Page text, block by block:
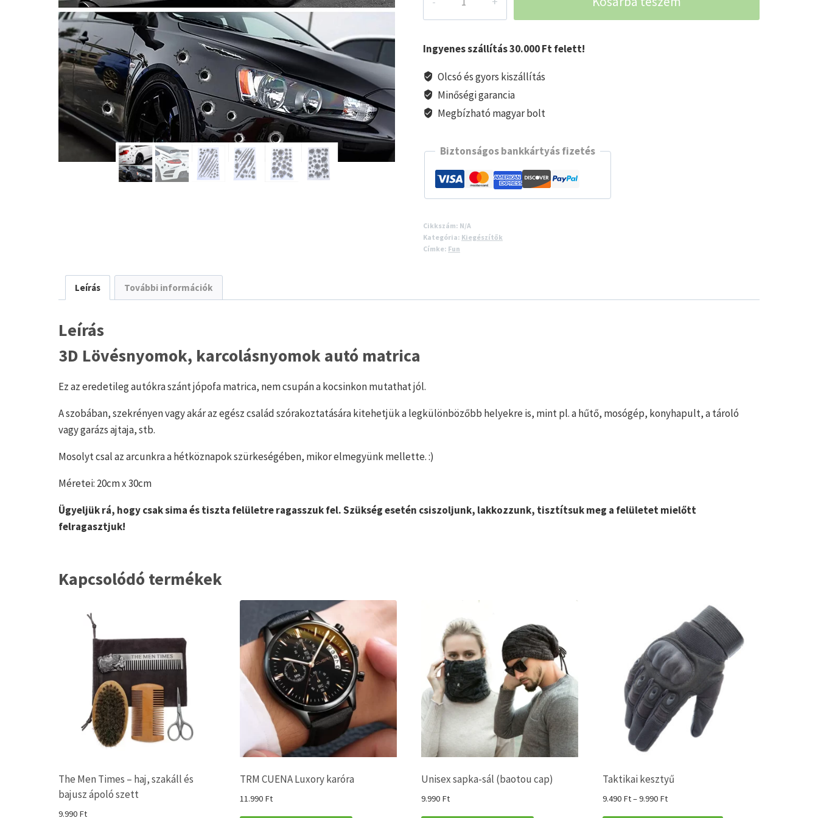
Lövésnyomok
autó
mennyiség
Ingyenes szállítás 30.000 Ft felett!
Olcsó és gyors kiszállítás
Minőségi garancia
Megbízható magyar bolt
Biztonságos bankkártyás fizetés
Cikkszám: N/A
Kategória: Kiegészítők
Címke: Fun
Leírás További információk
Leírás
3D Lövésnyomok, karcolásnyomok autó matrica
Ez az eredetileg autókra szánt jópofa matrica, nem csupán a kocsinkon mutathat jól.
A szobában, szekrényen vagy akár az egész család szórakoztatására kitehetjük a legkülönbözőbb helyekre is, mint pl. a hűtő, mosógép, konyhapult, a tároló
vagy garázs ajtaja, stb.
Mosolyt csal az arcunkra a hétköznapok szürkeségében, mikor elmegyünk mellette. :)
Méretei: 20cm x 30cm
Ügyeljük rá, hogy csak sima és tiszta felületre ragasszuk fel. Szükség esetén csiszoljunk, lakkozzunk, tisztítsuk meg a felületet mielőtt
felragasztjuk!
Kapcsolódó termékek
The Men Times – haj, szakáll és
bajusz ápoló szett
9.990 Ft
TRM CUENA Luxory karóra
11.990 Ft
Unisex sapka-sál (baotou cap)
9.990 Ft
Taktikai kesztyű
9.490 Ft–9.990 FtÁrtartomány: